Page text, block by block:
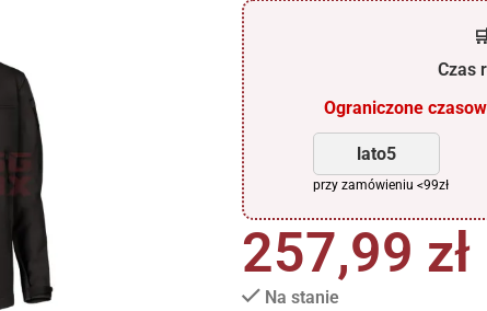
Czas
Ograniczone
lato5
przy zamówieniu <99zł
257,99 zł
Na stanie